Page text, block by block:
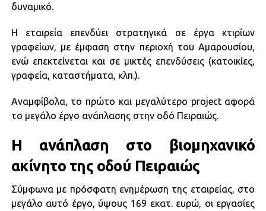
δυναμικό.
Η εταιρεία επενδύει στρατηγικά σε έργα κτιρίων
γραφείων, με έμφαση στην περιοχή του Αμαρουσίου,
ενώ επεκτείνεται και σε μικτές επενδύσεις (κατοικίες,
γραφεία, καταστήματα, κλπ.).
Αναμφίβολα, το πρώτο και μεγαλύτερο project αφορά
το μεγάλο έργο ανάπλασης στην οδό Πειραιώς.
Η ανάπλαση στο βιομηχανικό
ακίνητο της οδού Πειραιώς
Σύμφωνα με πρόσφατη ενημέρωση της εταιρείας, στο
μεγάλο αυτό έργο, ύψους 169 εκατ. ευρώ, οι εργασίες